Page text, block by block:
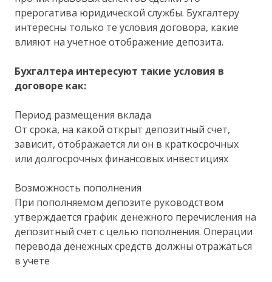
прерогатива юридической службы. Бухгалтеру
интересны только те условия договора, какие
влияют на учетное отображение депозита.
Бухгалтера интересуют такие условия в
договоре как:
Период размещения вклада
От срока, на какой открыт депозитный счет,
зависит, отображается ли он в краткосрочных
или долгосрочных финансовых инвестициях
Возможность пополнения
При пополняемом депозите руководством
утверждается график денежного перечисления на
депозитный счет с целью пополнения. Операции
перевода денежных средств должны отражаться
в учете